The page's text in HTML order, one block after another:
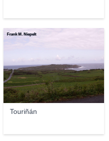
Touriñán
Frank M. Niepelt